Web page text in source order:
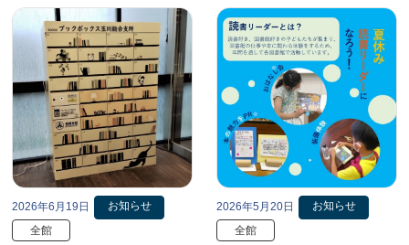
2026年6月19日
お知らせ
全館
2026年5月20日
お知らせ
全館